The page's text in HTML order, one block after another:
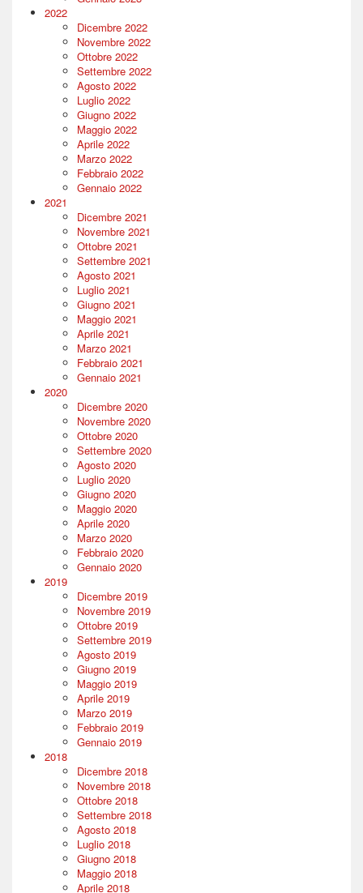
2022
Dicembre 2022
Novembre 2022
Ottobre 2022
Settembre 2022
Agosto 2022
Luglio 2022
Giugno 2022
Maggio 2022
Aprile 2022
Marzo 2022
Febbraio 2022
Gennaio 2022
2021
Dicembre 2021
Novembre 2021
Ottobre 2021
Settembre 2021
Agosto 2021
Luglio 2021
Giugno 2021
Maggio 2021
Aprile 2021
Marzo 2021
Febbraio 2021
Gennaio 2021
2020
Dicembre 2020
Novembre 2020
Ottobre 2020
Settembre 2020
Agosto 2020
Luglio 2020
Giugno 2020
Maggio 2020
Aprile 2020
Marzo 2020
Febbraio 2020
Gennaio 2020
2019
Dicembre 2019
Novembre 2019
Ottobre 2019
Settembre 2019
Agosto 2019
Giugno 2019
Maggio 2019
Aprile 2019
Marzo 2019
Febbraio 2019
Gennaio 2019
2018
Dicembre 2018
Novembre 2018
Ottobre 2018
Settembre 2018
Agosto 2018
Luglio 2018
Giugno 2018
Maggio 2018
Aprile 2018